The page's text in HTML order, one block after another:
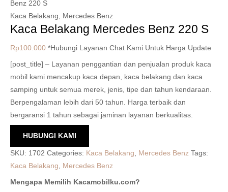
Benz 220 S
Kaca Belakang, Mercedes Benz
Kaca Belakang Mercedes Benz 220 S
Rp100.000 *Hubungi Layanan Chat Kami Untuk Harga Update
[post_title] – Layanan penggantian dan penjualan produk kaca
mobil kami mencakup kaca depan, kaca belakang dan kaca
samping untuk semua merek, jenis, tipe dan tahun kendaraan.
Berpengalaman lebih dari 50 tahun. Harga terbaik dan
bergaransi 1 tahun sebagai jaminan layanan berkualitas.
HUBUNGI KAMI
SKU: 1702 Categories: Kaca Belakang, Mercedes Benz Tags:
Kaca Belakang, Mercedes Benz
Mengapa Memilih Kacamobilku.com?